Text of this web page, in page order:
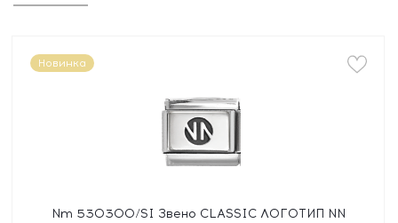
Новинка
Nm 530300/SI Звено CLASSIC ЛОГОТИП NN